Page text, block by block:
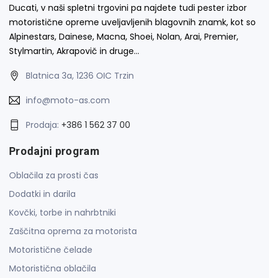
Ducati, v naši spletni trgovini pa najdete tudi pester izbor
motoristične opreme uveljavljenih blagovnih znamk, kot so
Alpinestars, Dainese, Macna, Shoei, Nolan, Arai, Premier,
Stylmartin, Akrapovič in druge…
Blatnica 3a, 1236 OIC Trzin
info@moto-as.com
Prodaja: +386 1 562 37 00
Prodajni program
Oblačila za prosti čas
Dodatki in darila
Kovčki, torbe in nahrbtniki
Zaščitna oprema za motorista
Motoristične čelade
Motoristična oblačila